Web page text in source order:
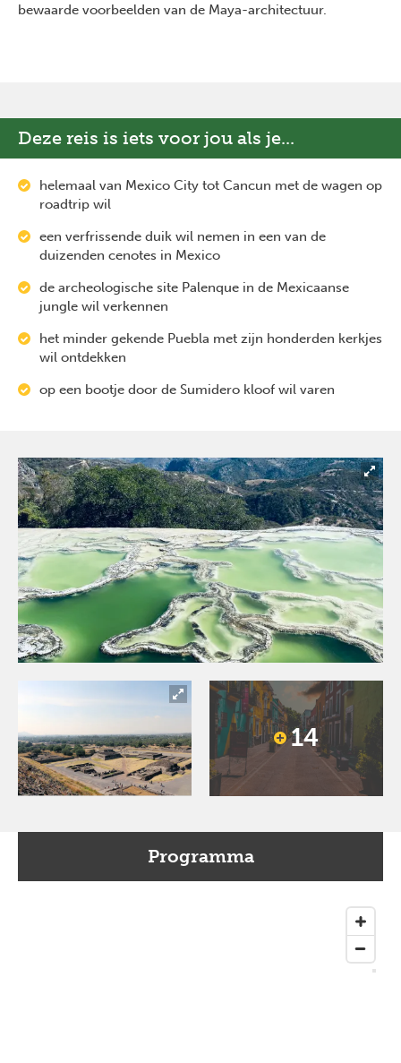
bewaarde voorbeelden van de Maya-architectuur.
Deze reis is iets voor jou als je...
helemaal van Mexico City tot Cancun met de wagen op
roadtrip wil
een verfrissende duik wil nemen in een van de
duizenden cenotes in Mexico
de archeologische site Palenque in de Mexicaanse
jungle wil verkennen
het minder gekende Puebla met zijn honderden kerkjes
wil ontdekken
op een bootje door de Sumidero kloof wil varen
14
Programma